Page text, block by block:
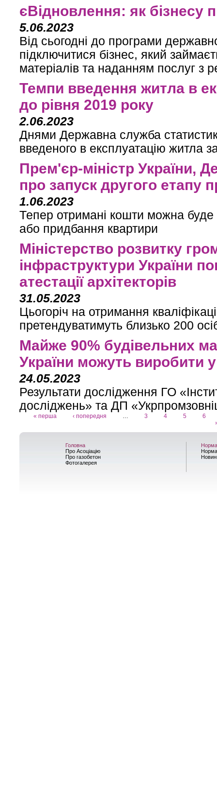
єВідновлення: як бізнесу
5.06.2023
Від сьогодні до програми
підключитися бізнес, який
матеріалів та наданням послуг з
Темпи введення житла в
до рівня 2019 року
2.06.2023
Днями Державна служба
введеного в експлуатацію житла
Прем'єр-міністр України,
про запуск другого етапу
1.06.2023
Тепер отримані кошти можна буде
або придбання квартири
Міністерство розвитку
інфраструктури України
атестації архітекторів
31.05.2023
Цьогоріч на отримання
претендуватимуть близько 200
Майже 90% будівельних
України можуть виробити
24.05.2023
Результати дослідження ГО
досліджень» та ДП
Сторінки
« перша ‹ попередня 3 4 5
6
Головна
Про Асоціацію
Про газобетон
Фотогалерея